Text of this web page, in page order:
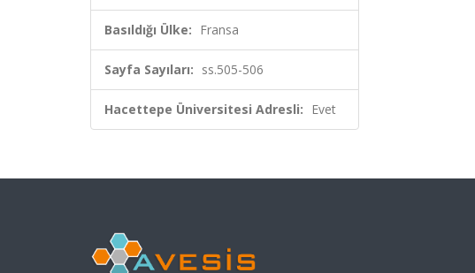
Basıldığı Ülke: Fransa
Sayfa Sayıları: ss.505-506
Hacettepe Üniversitesi Adresli: Evet